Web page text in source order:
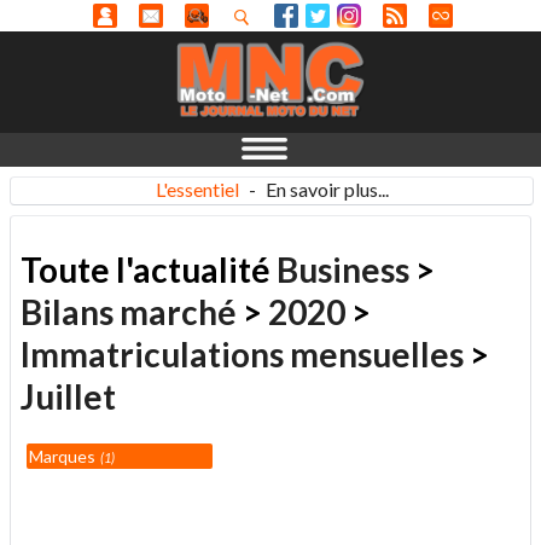
L'essentiel - En savoir plus...
Toute l'actualité Business >
Bilans marché > 2020 >
Immatriculations mensuelles >
Juillet
Marques 1